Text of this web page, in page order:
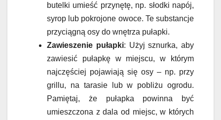
butelki umieść przynętę, np. słodki napój,
syrop lub pokrojone owoce. Te substancje
przyciągną osy do wnętrza pułapki.
Zawieszenie pułapki: Użyj sznurka, aby
zawiesić pułapkę w miejscu, w którym
najczęściej pojawiają się osy – np. przy
grillu, na tarasie lub w pobliżu ogrodu.
Pamiętaj, że pułapka powinna być
umieszczona z dala od miejsc, w których